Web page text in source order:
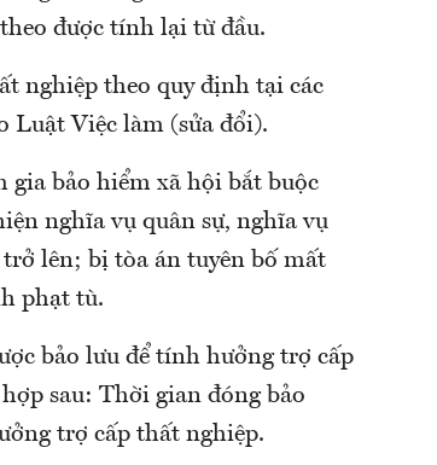
được tính lại từ đầu.
nghiệp theo quy định tại các
Luật Việc làm (sửa đổi).
gia bảo hiểm xã hội bắt buộc
nghĩa vụ quân sự, nghĩa vụ
lên; bị tòa án tuyên bố mất
phạt tù.
bảo lưu để tính hưởng trợ cấp
sau: Thời gian đóng bảo
trợ cấp thất nghiệp.